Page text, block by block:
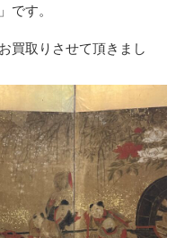
です。
買取りさせて頂きまし